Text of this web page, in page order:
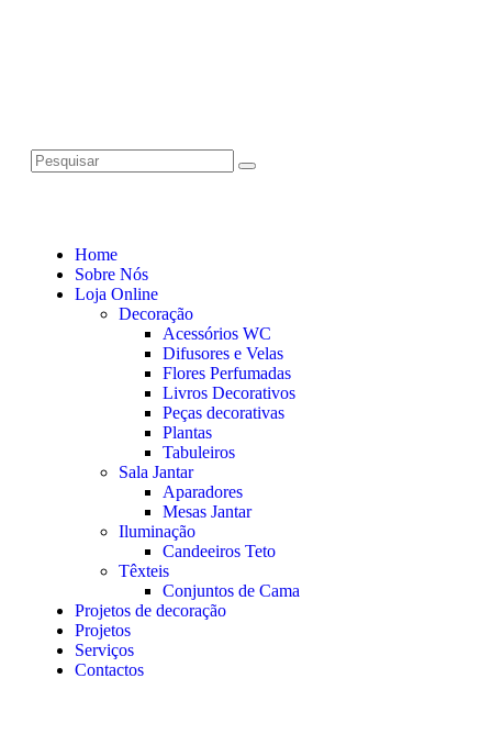
Home
Sobre Nós
Loja Online
Decoração
Acessórios WC
Difusores e Velas
Flores Perfumadas
Livros Decorativos
Peças decorativas
Plantas
Tabuleiros
Sala Jantar
Aparadores
Mesas Jantar
Iluminação
Candeeiros Teto
Têxteis
Conjuntos de Cama
Projetos de decoração
Projetos
Serviços
Contactos